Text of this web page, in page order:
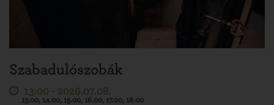
Szabadulószobák
13:00 - 2026.07.08.
13.00, 14.00, 15.00, 16.00, 17.00, 18.00